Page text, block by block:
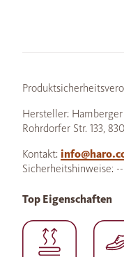
Hersteller:
Rohrdorfer Str. 133,
Kontakt:
Sicherheitshinweise: --
Top Eigenschaften